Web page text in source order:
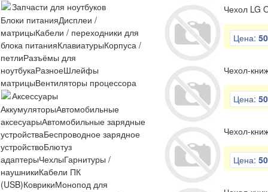
Запчасти для ноутбуков
Блоки питанияДисплеи /
матрицыКабели / переходники для
блока питанияКлавиатурыКорпуса /
петлиРазъёмы для
ноутбукаРазноеШлейфы
матрицыВентиляторы процессора
Аксессуары
АккумуляторыАвтомобильные
аксесуарыАвтомобильные зарядные
устройстваБеспроводное зарядное
устройствоБлютуз
адаптерыЧехлыГарнитуры /
наушникиКабели ПК
(USB)КоврикиМонопод для
Чехол LG
Цена:
Чехол-
Цена:
Чехол-
Цена: